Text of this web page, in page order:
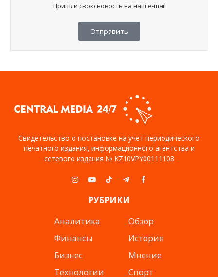
Пришли свою новость на наш e-mail
Отправить
Свидетельство о постановке на учет периодического
печатного издания, информационного агентства и
сетевого издания № KZ10VPY00111108
Instagram
YouTubeTikTokTelegramFacebook
РУБРИКИ
Аналитика
Финансы
Бизнес
Технологии
Обзор
История
Мнение
Спорт